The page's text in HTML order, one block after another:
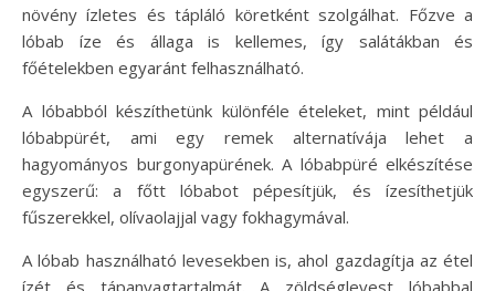
növény ízletes és tápláló köretként szolgálhat. Főzve a
lóbab íze és állaga is kellemes, így salátákban és
főételekben egyaránt felhasználható.
A lóbabból készíthetünk különféle ételeket, mint például
lóbabpürét, ami egy remek alternatívája lehet a
hagyományos burgonyapürének. A lóbabpüré elkészítése
egyszerű: a főtt lóbabot pépesítjük, és ízesíthetjük
fűszerekkel, olívaolajjal vagy fokhagymával.
A lóbab használható levesekben is, ahol gazdagítja az étel
ízét és tápanyagtartalmát. A zöldséglevest lóbabbal